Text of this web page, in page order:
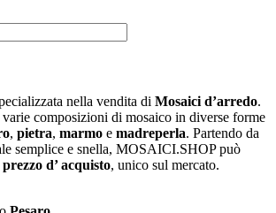
nella vendita di Mosaici d’arredo.
composizioni di mosaico in diverse forme
, pietra, marmo e madreperla. Partendo da
semplice e snella, MOSAICI.SHOP può
d’ acquisto, unico sul mercato.